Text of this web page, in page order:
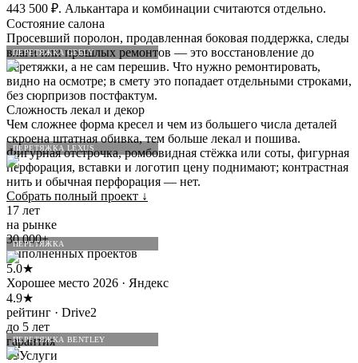
ПЕРЕТЯЖКА GEELY
ПЕРЕТЯЖКА LEXUS
ПЕРЕТЯЖКА
ПЕРЕТЯЖКА BENTLEY
443 500 ₽. Алькантара и комбинации считаются отдельно.
Состояние салона
Просевший поролон, продавленная боковая поддержка, следы
влаги или прошлых ремонтов — это восстановление до
перетяжки, а не сам перешив. Что нужно ремонтировать,
видно на осмотре; в смету это попадает отдельными строками,
без сюрпризов постфактум.
Сложность лекал и декор
Чем сложнее форма кресел и чем из большего числа деталей
скроена штатная обивка, тем больше лекал и пошива.
Фигурная отстрочка, ромбовидная стёжка или соты, фигурная
перфорация, вставки и логотип цену поднимают; контрастная
нить и обычная перфорация — нет.
Собрать полный проект ↓
17 лет
на рынке
30 000+
выполненных проектов
5.0★
Хорошее место 2026 · Яндекс
4.9★
рейтинг · Drive2
до 5 лет
гарантия
09Услуги